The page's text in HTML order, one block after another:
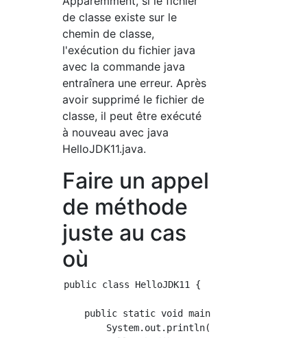
de classe existe sur le
chemin de classe,
l'exécution du fichier java
avec la commande java
entraînera une erreur. Après
avoir supprimé le fichier de
classe, il peut être exécuté
à nouveau avec java
HelloJDK11.java.
Faire un appel
de méthode
juste au cas
où
public class HelloJDK11 {
    public static void main(String[] args) {
        System.out.println("HelloWorld!");